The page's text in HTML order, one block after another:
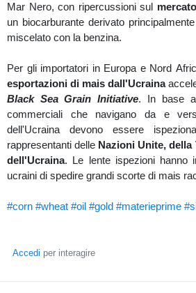
Mar Nero, con ripercussioni sul
un biocarburante derivato
miscelato con la benzina.
Per gli importatori in Europa e Nord
esportazioni di mais dall'Ucraina
Black Sea Grain Initiative. In base
commerciali che navigano da e
dell'Ucraina devono essere
rappresentanti delle Nazioni Unite, della
dell'Ucraina. Le lente ispezioni hanno
ucraini di spedire grandi scorte di mais
#corn #wheat #oil #gold #materieprime
Accedi per interagire